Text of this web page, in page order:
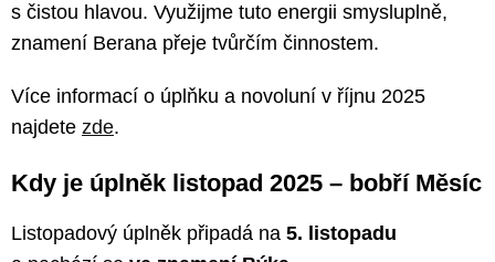
s čistou hlavou. Využijme tuto energii smysluplně,
znamení Berana přeje tvůrčím činnostem.
Více informací o úplňku a novoluní v říjnu 2025
najdete zde.
Kdy je úplněk listopad 2025 – bobří Měsíc
Listopadový úplněk připadá na 5. listopadu